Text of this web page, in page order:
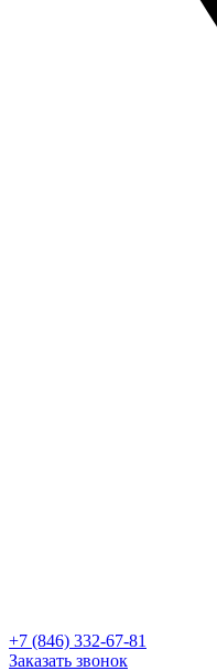
+7 (846) 332-67-81
Заказать звонок